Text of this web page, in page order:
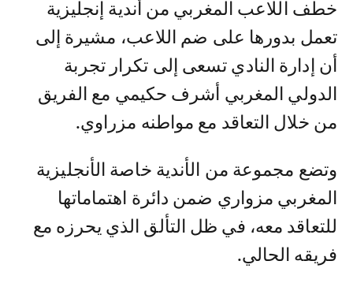
خطف اللاعب المغربي من أندية إنجليزية
تعمل بدورها على ضم اللاعب، مشيرة إلى
أن إدارة النادي تسعى إلى تكرار تجربة
الدولي المغربي أشرف حكيمي مع الفريق
من خلال التعاقد مع مواطنه مزراوي.
وتضع مجموعة من الأندية خاصة الأنجليزية
المغربي مزواري ضمن دائرة اهتماماتها
للتعاقد معه، في ظل التألق الذي يحرزه مع
فريقه الحالي.